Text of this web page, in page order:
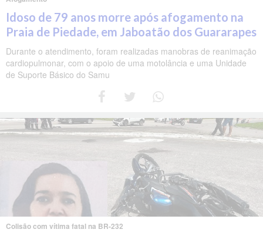
Idoso de 79 anos morre após afogamento na
Praia de Piedade, em Jaboatão dos Guararapes
Durante o atendimento, foram realizadas manobras de reanimação
cardiopulmonar, com o apoio de uma motolância e uma Unidade
de Suporte Básico do Samu
Colisão com vítima fatal na BR-232